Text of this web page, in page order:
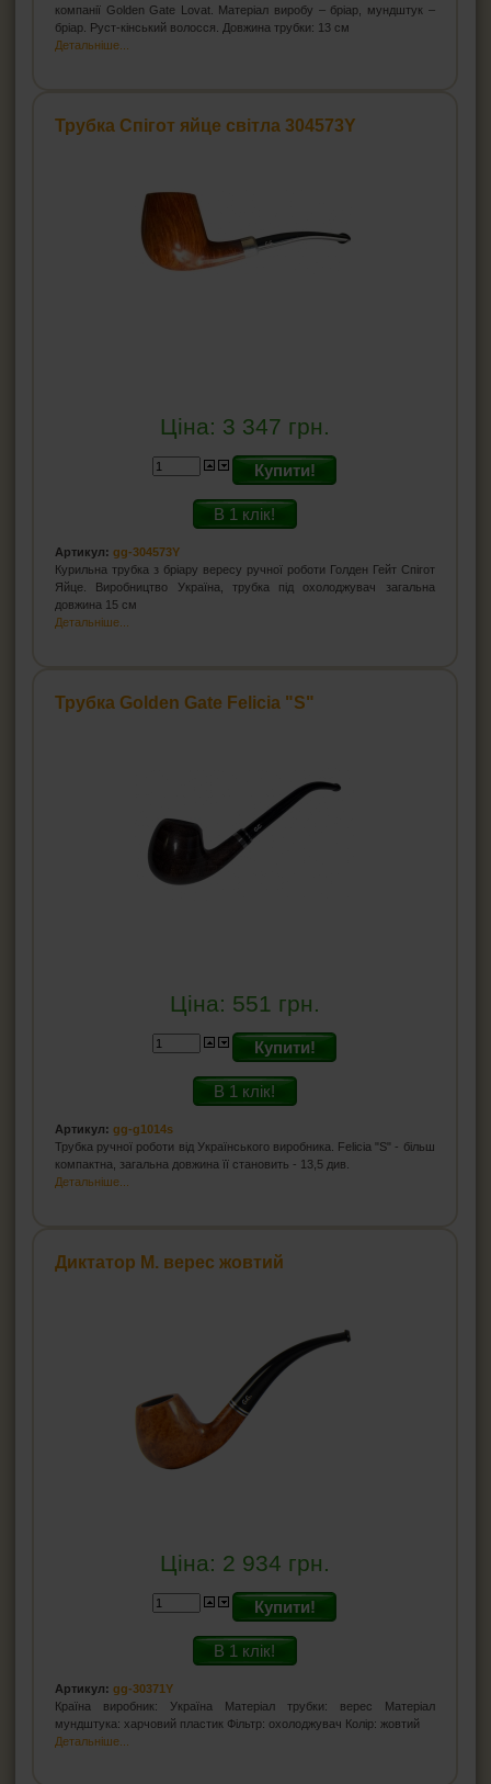
компанії Golden Gate Lovat. Матеріал виробу – бріар, мундштук –
бріар. Руст-кінський волосся. Довжина трубки: 13 см
Детальніше...
Трубка Спігот яйце світла 304573Y
Ціна: 3 347 грн.
Купити!
В 1 клік!
Артикул: gg-304573Y
Курильна трубка з бріару вересу ручної роботи Голден Гейт Спігот
Яйце. Виробництво Україна, трубка під охолоджувач загальна
довжина 15 см
Детальніше...
Трубка Golden Gate Felicia "S"
Ціна: 551 грн.
Купити!
В 1 клік!
Артикул: gg-g1014s
Трубка ручної роботи від Українського виробника. Felicia "S" - більш
компактна, загальна довжина її становить - 13,5 див.
Детальніше...
Диктатор М. верес жовтий
Ціна: 2 934 грн.
Купити!
В 1 клік!
Артикул: gg-30371Y
Країна виробник: Україна Матеріал трубки: верес Матеріал
мундштука: харчовий пластик Фільтр: охолоджувач Колір: жовтий
Детальніше...